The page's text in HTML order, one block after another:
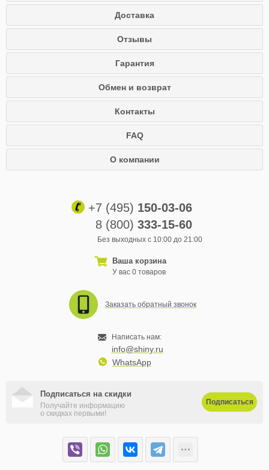
Доставка
Отзывы
Гарантия
Обмен и возврат
Контакты
FAQ
О компании
+7 (495) 150-03-06
8 (800) 333-15-60
Без выходных с 10:00 до 21:00
Ваша корзина
У вас 0 товаров
Заказать обратный звонок
Написать нам:
info@shiny.ru
WhatsApp
Подписаться на скидки
Получайте информацию
о скидках первыми!
Подписаться